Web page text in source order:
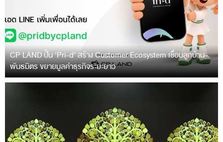
CP LAND ปั้น ‘Pri-d’ สร้าง Customer Ecosystem เชื่อมลูกบ้าน-
พันธมิตร ขยายมูลค่าธุรกิจระยะยาว